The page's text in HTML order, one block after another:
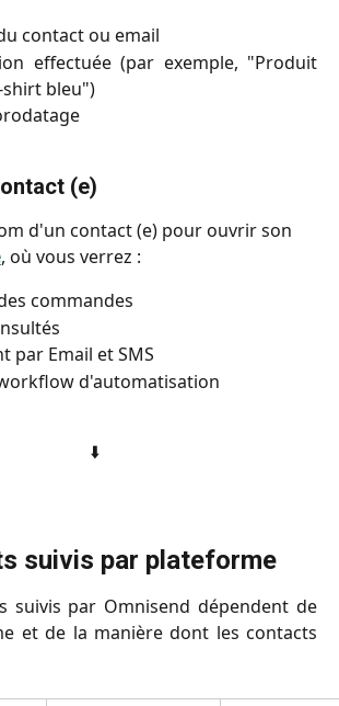
contact ou email
effectuée (par exemple, "Produit
shirt bleu")
(e)
d'un contact (e) pour ouvrir son
, où vous verrez :
commandes
par Email et SMS
d'automatisation
⬇️
suivis par plateforme
suivis par Omnisend dépendent de
et de la manière dont les contacts